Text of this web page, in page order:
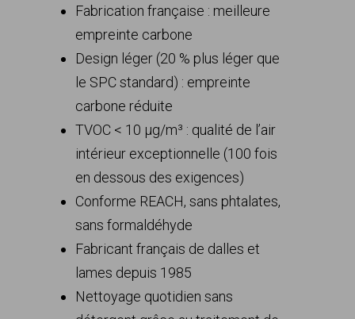
Fabrication française : meilleure
empreinte carbone
Design léger (20 % plus léger que
le SPC standard) : empreinte
carbone réduite
TVOC < 10 µg/m³ : qualité de l’air
intérieur exceptionnelle (100 fois
en dessous des exigences)
Conforme REACH, sans phtalates,
sans formaldéhyde
Fabricant français de dalles et
lames depuis 1985
Nettoyage quotidien sans